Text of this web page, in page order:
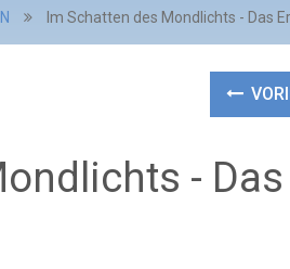
Im Schatten des Mondlichts - Das
-